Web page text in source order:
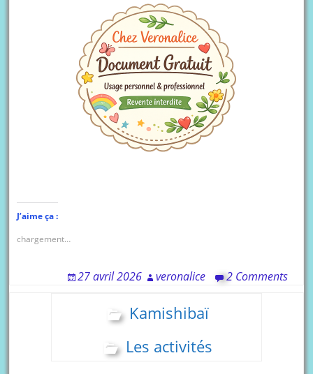
J’aime ça :
chargement…
27 avril 2026 veronalice 2 Comments
Kamishibaï
Les activités